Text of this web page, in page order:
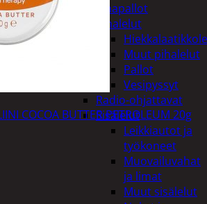
Ilmapallot
Pihalelut
Muut pihalelut
Pallot
Vesipyssyt
Radio-ohjattavat
Sisälelut
Leikkiautot ja
työkoneet
Muovailuvahat
ja limat
Muut sisälelut
COCOA BUTTER PETROLEUM 20g